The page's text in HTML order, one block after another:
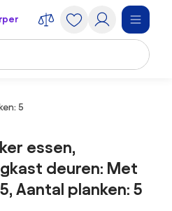
5
essen,
deuren: Met
Aantal planken: 5